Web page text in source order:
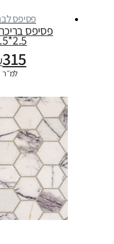
פסיפס
פסיפס
2.5*2.5
315
למ״ר